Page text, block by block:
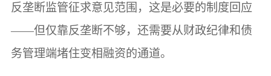
反垄断监管征求意见范围，这是必要的制度回应
——但仅靠反垄断不够，还需要从财政纪律和债
务管理端堵住变相融资的通道。